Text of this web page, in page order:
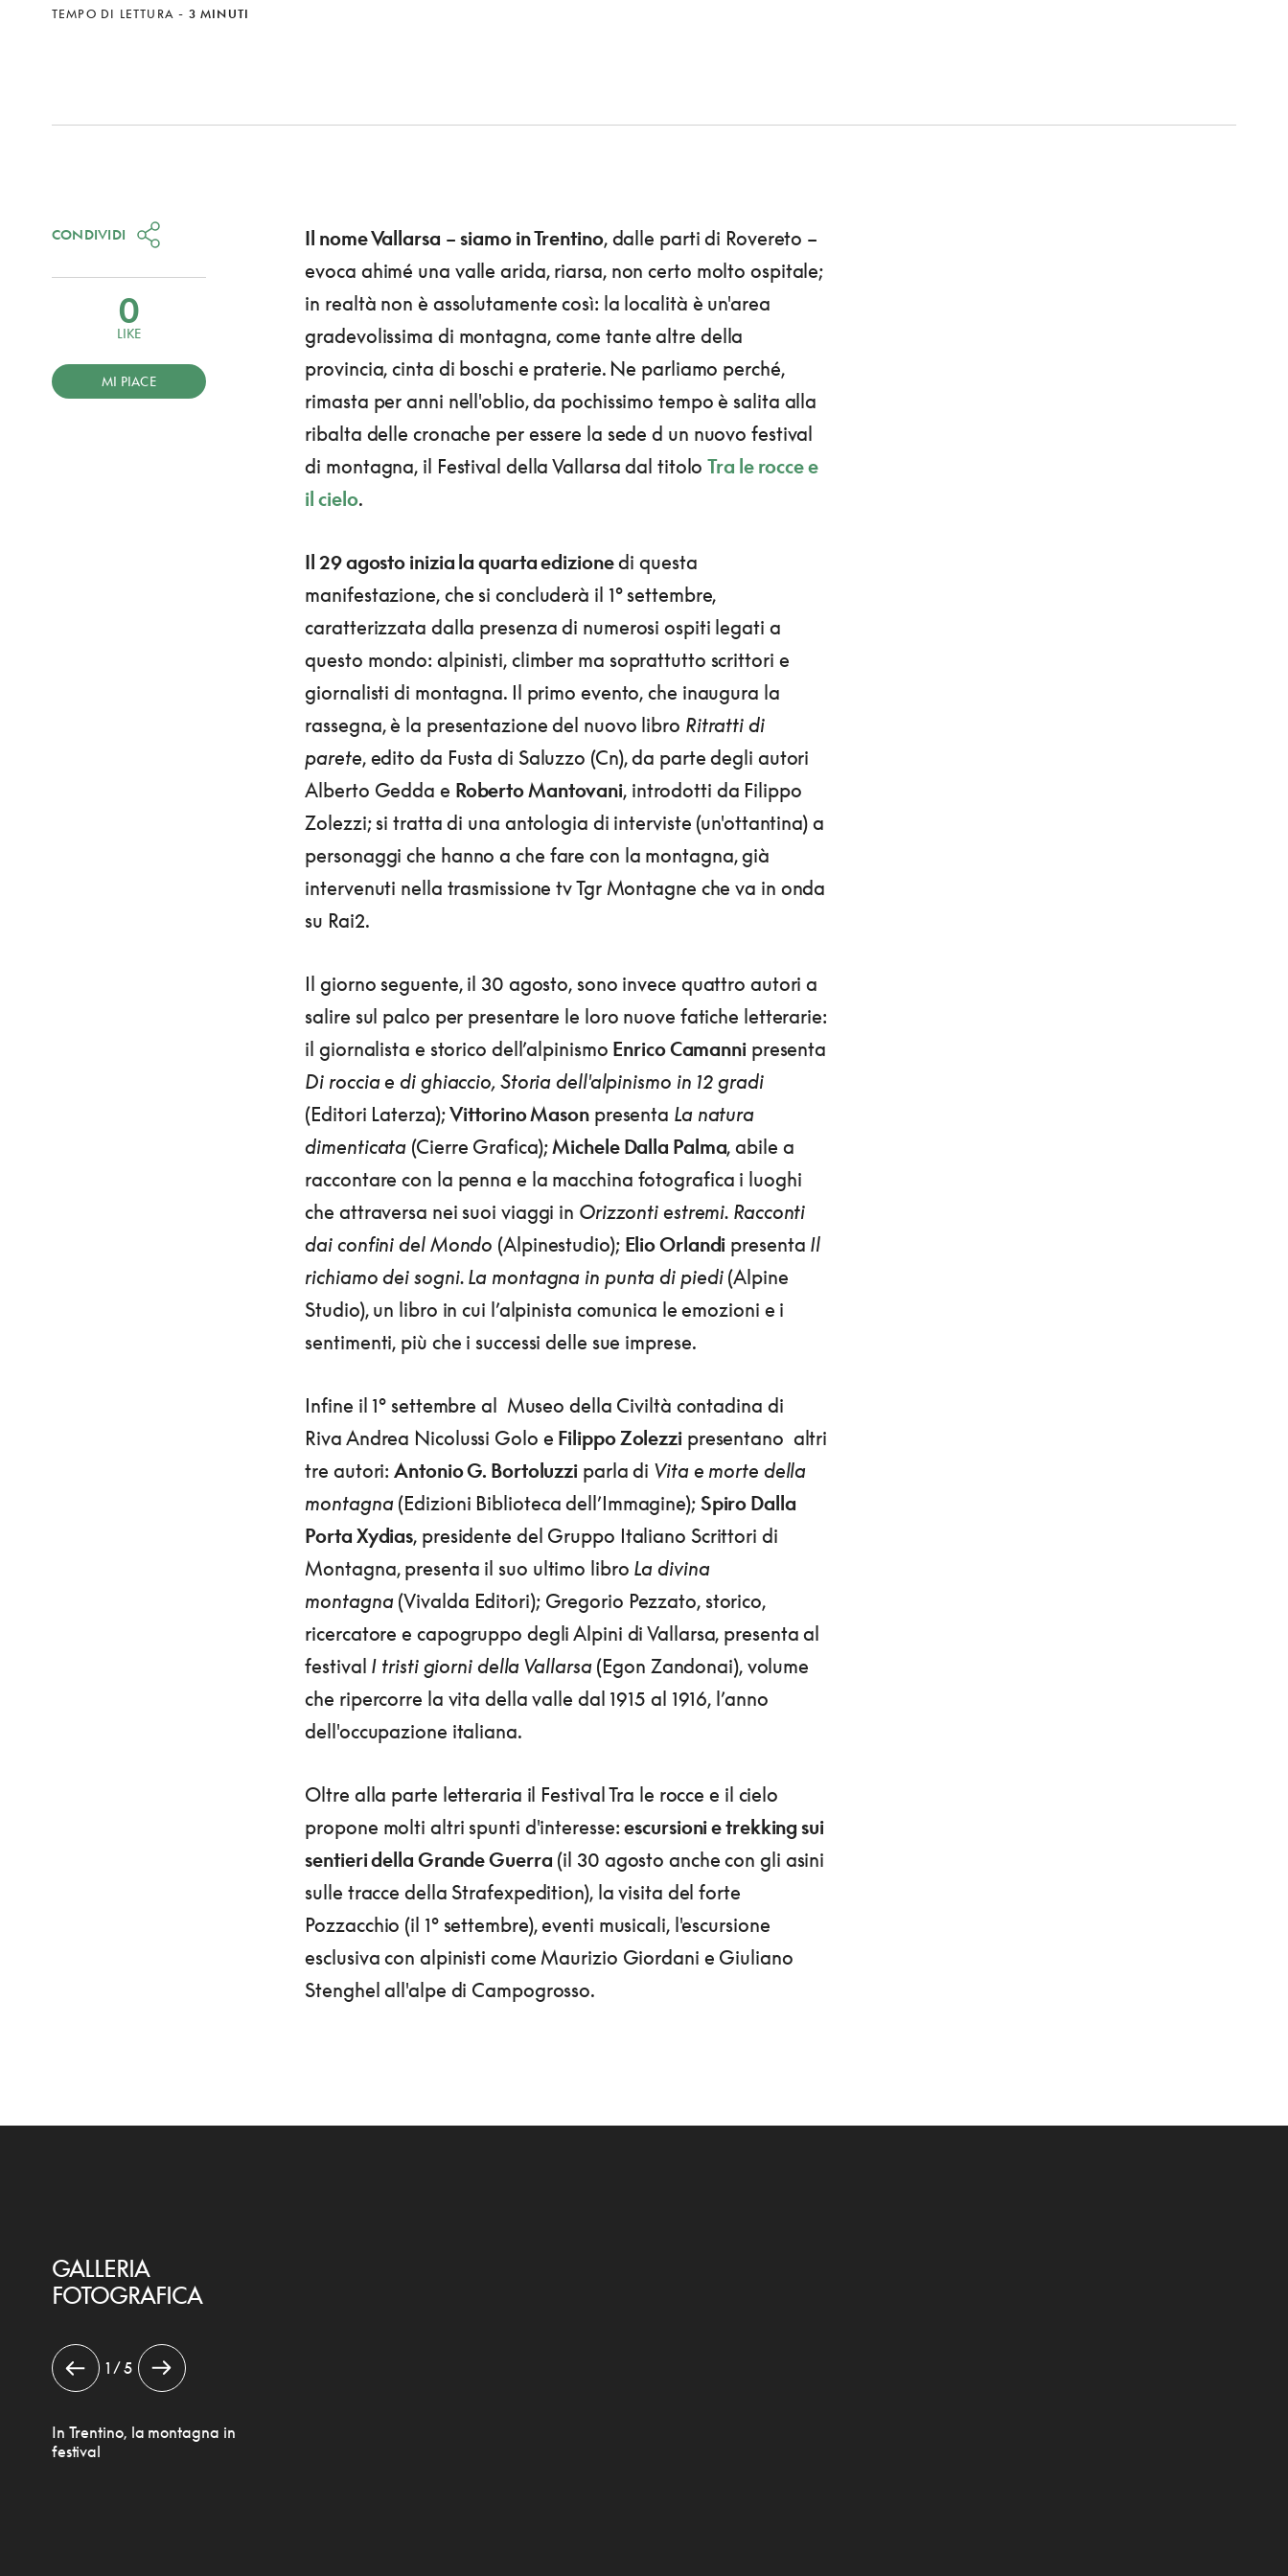
TEMPO DI LETTURA - 3 MINUTI
Il nome Vallarsa –siamo in Trentino, dalle parti di Rovereto –
evoca ahimé una valle arida, riarsa, non certo molto ospitale;
in realtà non è assolutamente così: la località è un'area
gradevolissima di montagna, come tante altre della
provincia, cinta di boschi e praterie. Ne parliamo perché,
rimasta per anni nell'oblio, da pochissimo tempo è salita alla
ribalta delle cronache per essere la sede d un nuovo festival
di montagna, il Festival della Vallarsa dal titoloTra le rocce e
il cielo.
Il 29 agosto inizia la quarta edizionedi questa
manifestazione, che si concluderà il 1° settembre,
caratterizzata dalla presenza di numerosi ospiti legati a
questo mondo: alpinisti, climber ma soprattutto scrittori e
giornalisti di montagna. Il primo evento, che inaugura la
rassegna, è la presentazione del nuovo libro Ritratti di
parete, edito da Fusta di Saluzzo (Cn), da parte degli autori
Alberto Gedda e Roberto Mantovani, introdotti da Filippo
Zolezzi; si tratta di una antologia di interviste (un'ottantina) a
personaggi che hanno a che fare con la montagna, già
intervenuti nella trasmissione tv Tgr Montagne che va in onda
su Rai2.
Il giorno seguente, il 30 agosto, sono invece quattro autori a
salire sul palco per presentare le loro nuove fatiche letterarie:
il giornalista e storico dell’alpinismo Enrico Camannipresenta
Di roccia e di ghiaccio, Storia dell'alpinismo in 12 gradi
(Editori Laterza);Vittorino Masonpresenta La natura
dimenticata (Cierre Grafica);Michele Dalla Palma, abile a
raccontare con la penna e la macchina fotografica i luoghi
che attraversa nei suoi viaggi in Orizzonti estremi. Racconti
dai confini del Mondo (Alpinestudio); Elio Orlandi presenta Il
richiamo dei sogni. La montagna in punta di piedi(Alpine
Studio), un libro in cui l’alpinista comunica le emozioni e i
sentimenti, più che i successi delle sue imprese.
Infine il 1° settembre al Museo della Civiltà contadina di
Riva Andrea Nicolussi Golo e Filippo Zolezzipresentano altri
tre autori:Antonio G. Bortoluzzi parla di Vita e morte della
montagna(Edizioni Biblioteca dell’Immagine); Spiro Dalla
Porta Xydias, presidente del Gruppo Italiano Scrittori di
Montagna, presenta il suo ultimo libro La divina
montagna(Vivalda Editori); Gregorio Pezzato, storico,
ricercatore e capogruppo degli Alpini di Vallarsa, presenta al
festival I tristi giorni della Vallarsa(Egon Zandonai), volume
che ripercorre la vita della valle dal 1915 al 1916, l’anno
dell'occupazione italiana.
Oltre alla parte letteraria il Festival Tra le rocce e il cielo
propone molti altri spunti d'interesse:escursioni e trekking sui
sentieri della Grande Guerra (il 30 agosto anche con gli asini
sulle tracce della Strafexpedition), la visita del forte
Pozzacchio (il 1° settembre), eventi musicali, l'escursione
esclusiva con alpinisti come Maurizio Giordani e Giuliano
Stenghel all'alpe di Campogrosso.
CONDIVIDI
0
LIKE
MI PIACE
GALLERIA
FOTOGRAFICA
1 / 5
In Trentino, la montagna in
festival